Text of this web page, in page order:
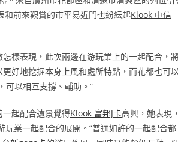
和前來觀賞的市平易近門也紛紜起Klook 中信
樣表現，此次兩邊在游玩業上的一起配合，
好地挖掘本身上風和處所特點，而花都也可以
可以相互支撐、輔助。”
起配合遠景覺得Klook 富邦J卡高興，她表現，
玩業一起配合的展開。“普通如許的一起配合都